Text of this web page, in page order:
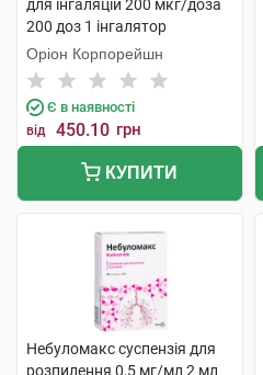
для інгаляцій 200 мкг/доза
200 доз 1 інгалятор
Оріон Корпорейшн
Є в наявності
від 450.10 грн
КУПИТИ
Небуломакс суспензія для
розпилення 0,5 мг/мл 2 мл